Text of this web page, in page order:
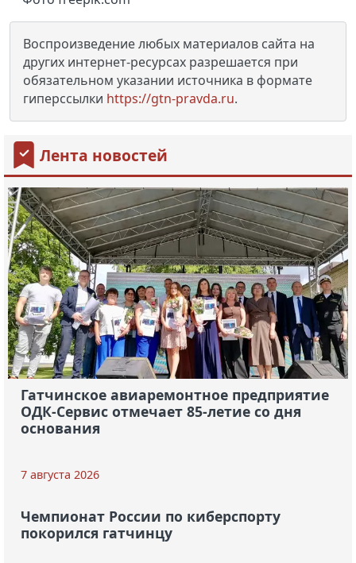
Воспроизведение любых материалов сайта на
других интернет-ресурсах разрешается при
обязательном указании источника в формате
гиперссылки https://gtn-pravda.ru.
Лента новостей
Гатчинское авиаремонтное предприятие
ОДК-Сервис отмечает 85-летие со дня
основания
7 августа 2026
Чемпионат России по киберспорту
покорился гатчинцу